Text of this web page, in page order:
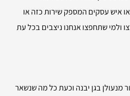
איש עסקים המספק שירות כזה או
ולמי שתחפצו אנחנו ניצבים בכל עת
בגן יבנה וכעת כל מה שנשאר